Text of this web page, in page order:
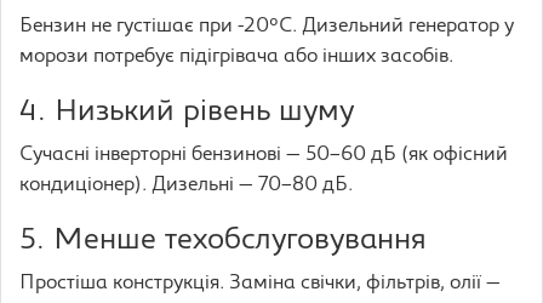
Бензин не густішає при -20°C. Дизельний генератор у
морози потребує підігрівача або інших засобів.
4. Низький рівень шуму
Сучасні інверторні бензинові — 50–60 дБ (як офісний
кондиціонер). Дизельні — 70–80 дБ.
5. Менше техобслуговування
Простіша конструкція. Заміна свічки, фільтрів, олії —